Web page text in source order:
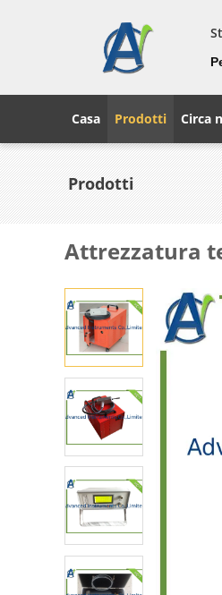
Casa Prodotti Circa
Prodotti
Attrezzatura